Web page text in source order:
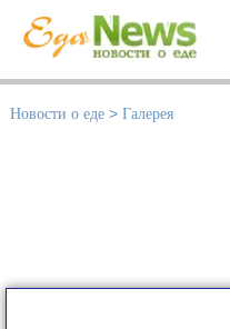
Новости о еде > Галерея